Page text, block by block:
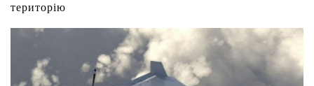
територію